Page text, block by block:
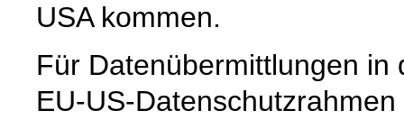
USA kommen.
Für Datenübermittlungen in
EU-US-